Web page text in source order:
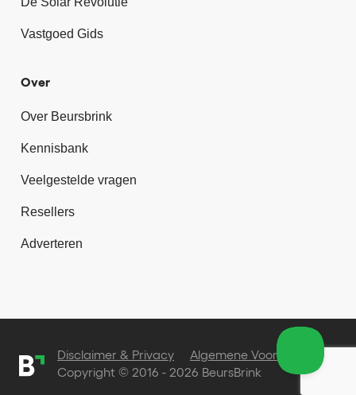
Vastgoed Gids
Over
Over Beursbrink
Kennisbank
Veelgestelde vragen
Resellers
Adverteren
Copyright © 2016 - 2026 BeursBrink
Disclaimer & Privacy Algemene Voorwaarden